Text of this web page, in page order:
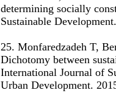
determining socially
Sustainable
25. Monfaredzadeh T,
Dichotomy between
International Journal of
Urban Development.